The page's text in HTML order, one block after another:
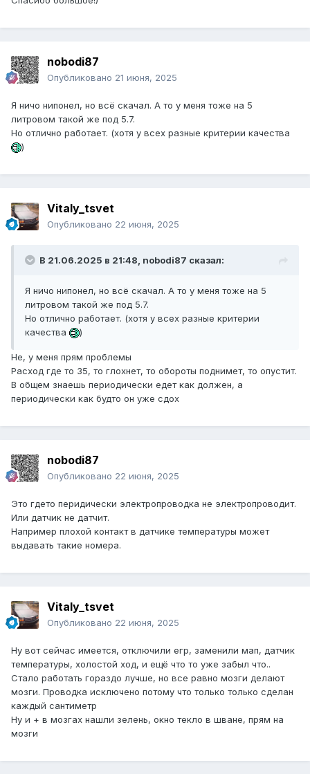
nobodi87
Опубликовано 21 июня, 2025
Я ничо нипонел, но всё скачал. А то у меня тоже на 5
литровом такой же под 5.7.
Но отлично работает. (хотя у всех разные критерии качества
)
Vitaly_tsvet
Опубликовано 22 июня, 2025
В 21.06.2025 в 21:48, nobodi87 сказал:
Я ничо нипонел, но всё скачал. А то у меня тоже на 5
литровом такой же под 5.7.
Но отлично работает. (хотя у всех разные критерии
качества
)
Не, у меня прям проблемы
Расход где то 35, то глохнет, то обороты поднимет, то опустит.
В общем знаешь периодически едет как должен, а
периодически как будто он уже сдох
nobodi87
Опубликовано 22 июня, 2025
Это гдето перидически электропроводка не электропроводит.
Или датчик не датчит.
Например плохой контакт в датчике температуры может
выдавать такие номера.
Vitaly_tsvet
Опубликовано 22 июня, 2025
Ну вот сейчас имеется, отключили егр, заменили мап, датчик
температуры, холостой ход, и ещё что то уже забыл что..
Стало работать гораздо лучше, но все равно мозги делают
мозги. Проводка исключено потому что только только сделан
каждый сантиметр
Ну и + в мозгах нашли зелень, окно текло в шване, прям на
мозги